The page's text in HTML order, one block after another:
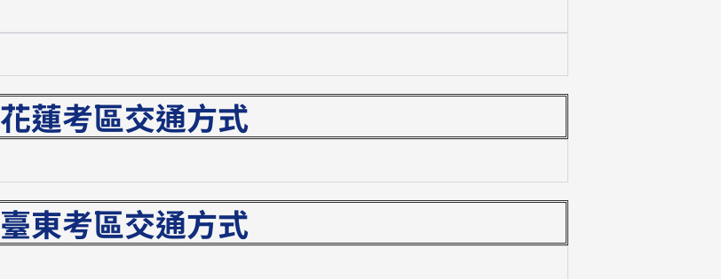
花蓮考區交通方式
臺東考區交通方式